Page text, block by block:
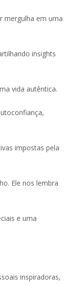
mergulha em uma
insights
vida autêntica.
impostas pela
Ele nos lembra
e uma
inspiradoras,